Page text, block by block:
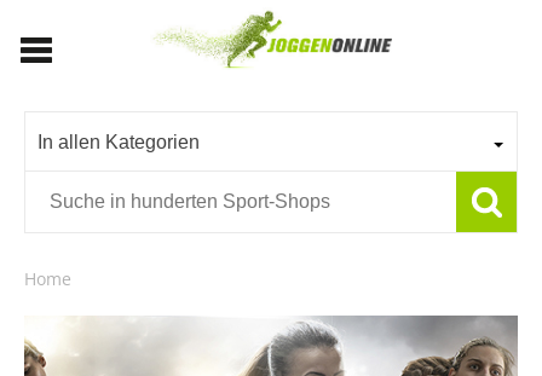
In allen Kategorien
Home